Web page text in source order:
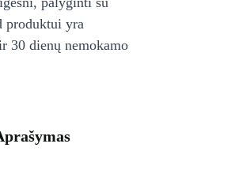
produktui yra
30 dienų nemokamo